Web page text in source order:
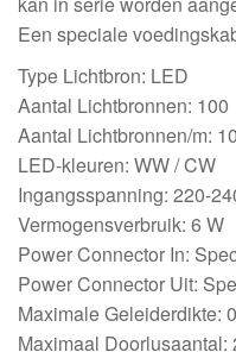
Een speciale
Type Lichtbron: LED
Aantal Lichtbronnen: 100
Aantal Lichtbronnen/m: 10
LED-kleuren: WW / CW
Ingangsspanning: 220-
Vermogensverbruik: 6 W
Power Connector In:
Power Connector Uit:
Maximale Geleiderdikte:
Maximaal Doorlusaantal: